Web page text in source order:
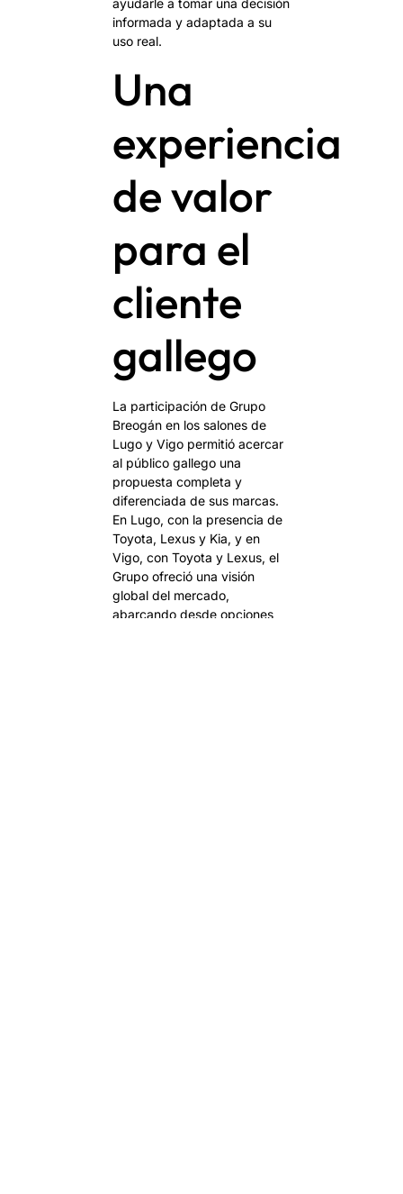
informada y adaptada a su
uso real.
Una
experiencia
de valor
para el
cliente
gallego
La participación de Grupo
Breogán en los salones de
Lugo y Vigo permitió acercar
al público gallego una
propuesta completa y
diferenciada de sus marcas.
En Lugo, con la presencia de
Toyota, Lexus y Kia, y en
Vigo, con Toyota y Lexus, el
Grupo ofreció una visión
global del mercado,
abarcando desde opciones